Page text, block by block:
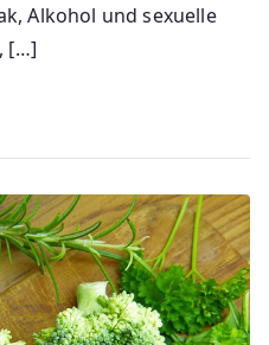
Alkohol und sexuelle
[…]